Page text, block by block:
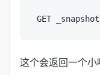
这个会返回一个小